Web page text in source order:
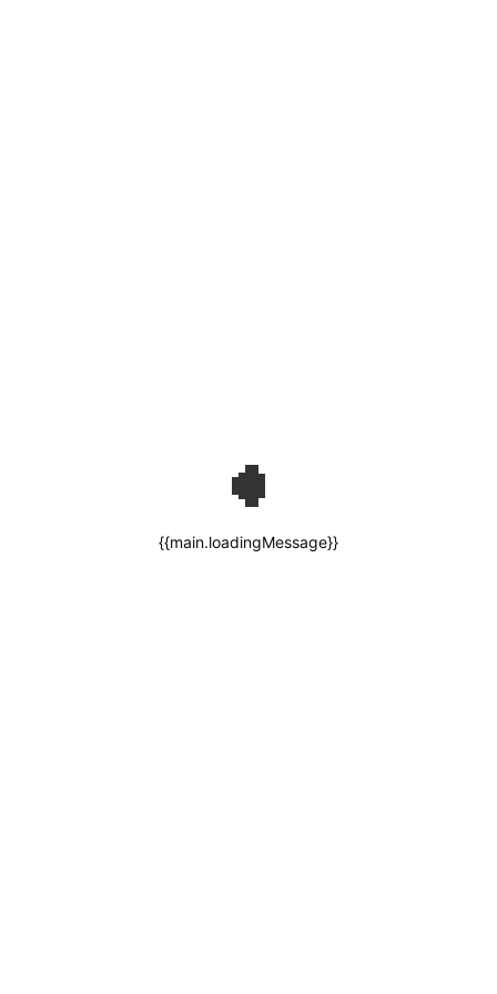
{{main.loadingMessage}}